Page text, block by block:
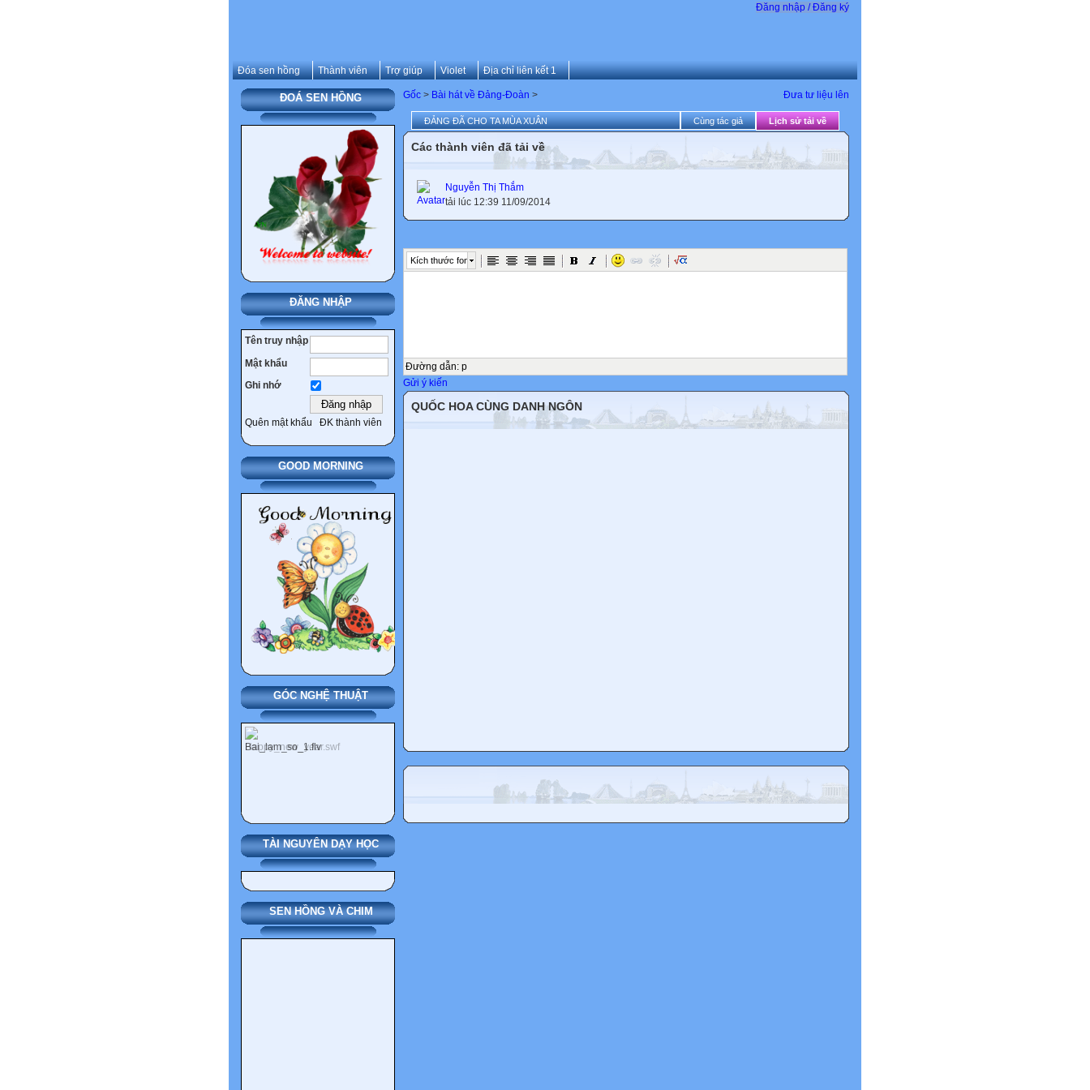
Đăng nhập / Đăng ký
Đóa sen hồng Thành viên Trợ giúp Violet Địa chỉ liên kết 1
ĐOÁ SEN HỒNG
ĐĂNG NHẬP
Tên truy nhập
Mật khẩu
Ghi nhớ
Quên mật khẩu ĐK thành viên
GOOD MORNING
GÓC NGHỆ THUẬT
TÀI NGUYÊN DẠY HỌC
SEN HỒNG VÀ CHIM
Đưa tư liệu lên
Gốc > Bài hát về Đảng-Đoàn >
ĐẢNG ĐÃ CHO TA MÙA XUÂN Cùng tác giả Lịch sử tải về
Các thành viên đã tải về
Nguyễn Thị Thắm
tải lúc 12:39 11/09/2014
Kích thước font
Đường dẫn: p
Gửi ý kiến
QUỐC HOA CÙNG DANH NGÔN